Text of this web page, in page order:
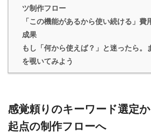
ツ制作フロー
「この機能があるから使い続ける」費
成果
もし「何から使えば？」と迷ったら。
を覗いてみよう
感覚頼りのキーワード選定
起点の制作フローへ